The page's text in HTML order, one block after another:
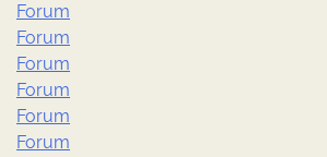
Forum
Forum
Forum
Forum
Forum
Forum